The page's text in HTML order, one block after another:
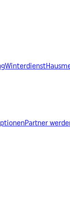
Winterdienst
Partner